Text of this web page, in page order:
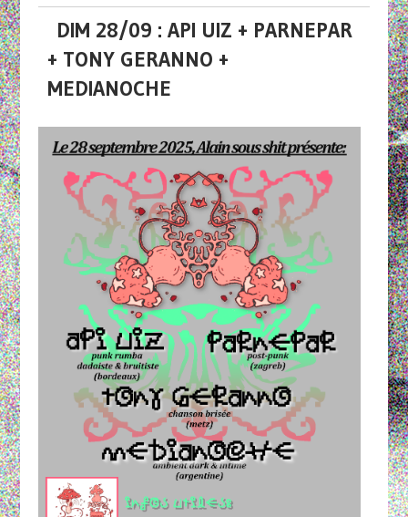
DIM 28/09 : API UIZ + PARNEPAR
+ TONY GERANNO +
MEDIANOCHE